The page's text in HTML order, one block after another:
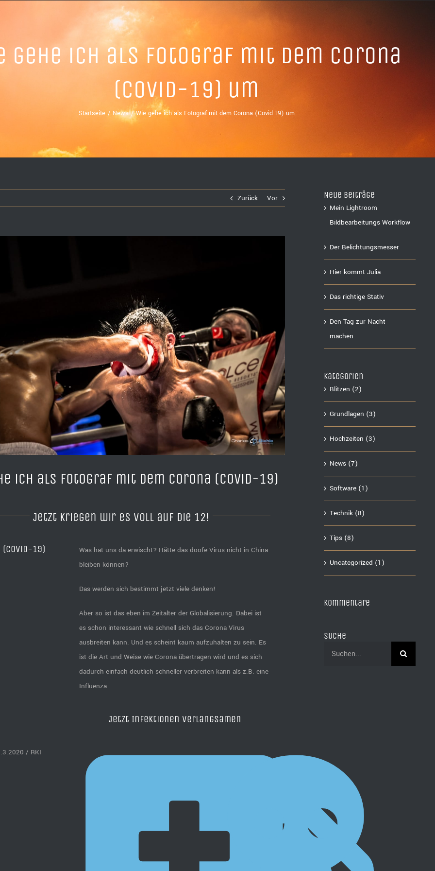
gehe ich als Fotograf mit dem Corona
(Covid-19) um
Startseite News Wie gehe ich als Fotograf mit dem Corona (Covid-19) um
Zurück Vor
ich als Fotograf mit dem Corona (Covid-19)
Jetzt kriegen wir es voll auf die 12!
(Covid-19)
Was hat uns da erwischt? Hätte das doofe Virus nicht in China
bleiben können?
Das werden sich bestimmt jetzt viele denken!
Aber so ist das eben im Zeitalter der Globalisierung. Dabei ist
es schon interessant wie schnell sich das Corona Virus
ausbreiten kann. Und es scheint kaum aufzuhalten zu sein. Es
ist die Art und Weise wie Corona übertragen wird und es sich
dadurch einfach deutlich schneller verbreiten kann als z.B. eine
Influenza.
Jetzt Infektionen verlangsamen
/ RKI
Neue Beiträge
Mein Lightroom
Bildbearbeitungs Workflow
Der Belichtungsmesser
Hier kommt Julia
Das richtige Stativ
Den Tag zur Nacht
machen
Kategorien
Blitzen (2)
Grundlagen (3)
Hochzeiten (3)
News (7)
Software (1)
Technik (8)
Tips (8)
Uncategorized (1)
Kommentare
Suche